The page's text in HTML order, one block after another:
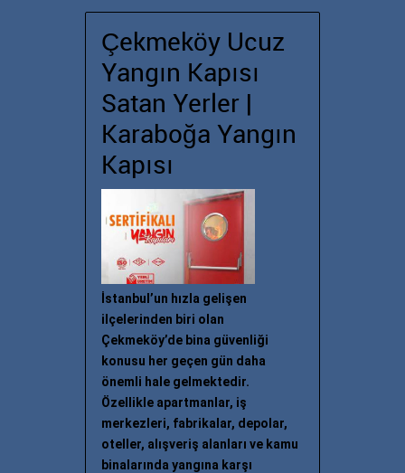
Çekmeköy Ucuz
Yangın Kapısı
Satan Yerler |
Karaboğa Yangın
Kapısı
İstanbul’un hızla gelişen
ilçelerinden biri olan
Çekmeköy’de bina güvenliği
konusu her geçen gün daha
önemli hale gelmektedir.
Özellikle apartmanlar, iş
merkezleri, fabrikalar, depolar,
oteller, alışveriş alanları ve kamu
binalarında yangına karşı